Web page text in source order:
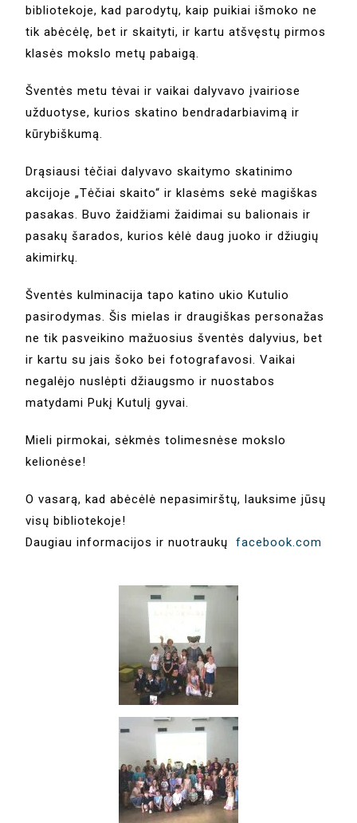
bibliotekoje, kad parodytų, kaip puikiai išmoko ne
tik abėcėlę, bet ir skaityti, ir kartu atšvęstų pirmos
klasės mokslo metų pabaigą.
Šventės metu tėvai ir vaikai dalyvavo įvairiose
užduotyse, kurios skatino bendradarbiavimą ir
kūrybiškumą.
Drąsiausi tėčiai dalyvavo skaitymo skatinimo
akcijoje „Tėčiai skaito“ ir klasėms sekė magiškas
pasakas. Buvo žaidžiami žaidimai su balionais ir
pasakų šarados, kurios kėlė daug juoko ir džiugių
akimirkų.
Šventės kulminacija tapo katino ukio Kutulio
pasirodymas. Šis mielas ir draugiškas personažas
ne tik pasveikino mažuosius šventės dalyvius, bet
ir kartu su jais šoko bei fotografavosi. Vaikai
negalėjo nuslėpti džiaugsmo ir nuostabos
matydami Pukį Kutulį gyvai.
Mieli pirmokai, sėkmės tolimesnėse mokslo
kelionėse!
O vasarą, kad abėcėlė nepasimirštų, lauksime jūsų
visų bibliotekoje!
Daugiau informacijos ir nuotraukųfacebook.com